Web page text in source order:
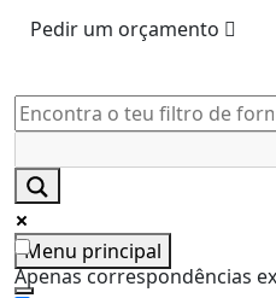
Pedir um orçamento
Apenas correspondências
Menu principal